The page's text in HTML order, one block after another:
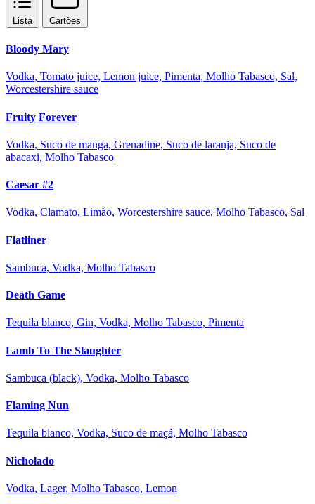
Lista Cartões
Bloody Mary
Vodka, Tomato juice, Lemon juice, Pimenta, Molho Tabasco, Sal,
Worcestershire sauce
Fruity Forever
Vodka, Suco de manga, Grenadine, Suco de laranja, Suco de
abacaxi, Molho Tabasco
Caesar #2
Vodka, Clamato, Limão, Worcestershire sauce, Molho Tabasco, Sal
Flatliner
Sambuca, Vodka, Molho Tabasco
Death Game
Tequila blanco, Gin, Vodka, Molho Tabasco, Pimenta
Lamb To The Slaughter
Sambuca (black), Vodka, Molho Tabasco
Flaming Nun
Tequila blanco, Vodka, Suco de maçã, Molho Tabasco
Nicholado
Vodka, Lager, Molho Tabasco, Lemon